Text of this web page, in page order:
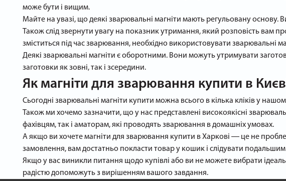
може бути і вищим.
Майте на увазі, що деякі зварювальні магніти мають регульовану основу.
Також слід звернути увагу на показник утримання, який розповість вам
зміститься під час зварювання, необхідно використовувати зварювальні
Деякі зварювальні магніти є оборотними. Вони можуть утримувати
заготовки як зовні, так і зсередини.
Як магніти для зварювання купити в
Сьогодні зварювальні магніти купити можна всього в кілька кліків у
Також ми хочемо зазначити, що у нас представлені високоякісні
фахівцям, так і аматорам, які проводять зварювання в домашніх умовах.
А якщо ви хочете магніти для зварювання купити в Харкові ― це не
замовлення, вам достатньо покласти товар у кошик і слідувати подальшим
Якщо у вас виникли питання щодо купівлі або ви не можете вибрати
радістю допоможуть з вирішенням вашого завдання.